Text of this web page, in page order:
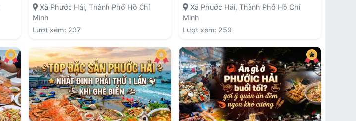
Xã Phước Hải, Thành Phố Hồ Chí
Minh
Lượt xem: 237
Xã Phước Hải, Thành Phố Hồ Chí
Minh
Lượt xem: 259